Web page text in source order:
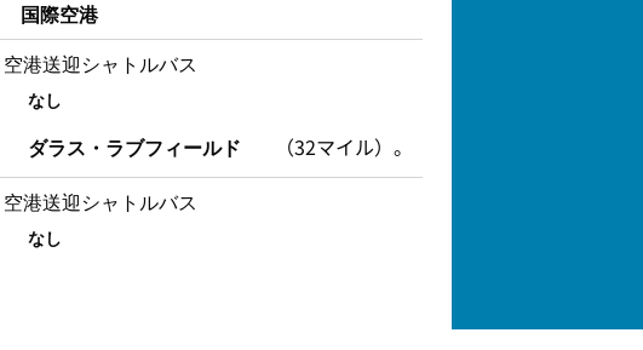
国際空港
空港送迎シャトルバス
なし
ダラス・ラブフィールド （32マイル）。
空港送迎シャトルバス
なし